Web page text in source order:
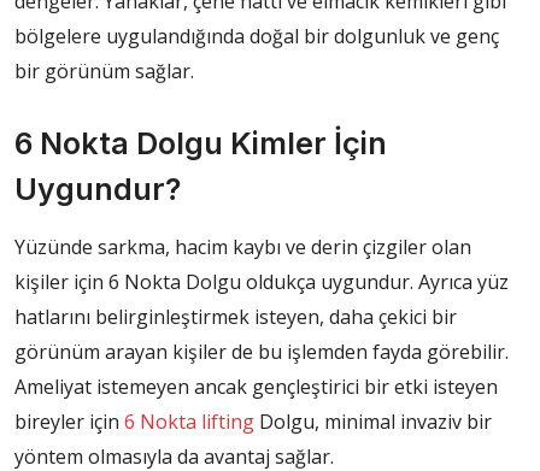
bölgelere uygulandığında doğal bir dolgunluk ve genç
bir görünüm sağlar.
6 Nokta Dolgu Kimler İçin
Uygundur?
Yüzünde sarkma, hacim kaybı ve derin çizgiler olan
kişiler için 6 Nokta Dolgu oldukça uygundur. Ayrıca yüz
hatlarını belirginleştirmek isteyen, daha çekici bir
görünüm arayan kişiler de bu işlemden fayda görebilir.
Ameliyat istemeyen ancak gençleştirici bir etki isteyen
bireyler için 6 Nokta lifting Dolgu, minimal invaziv bir
yöntem olmasıyla da avantaj sağlar.